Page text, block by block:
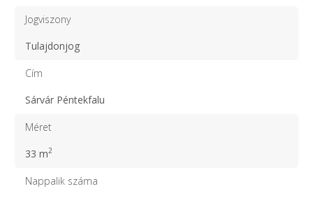
Jogviszony
Tulajdonjog
Cím
Sárvár Péntekfalu
Méret
33 m2
Nappalik száma